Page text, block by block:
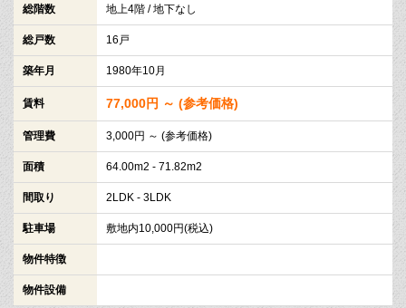
総階数 地上4階 / 地下なし
総戸数 16戸
築年月 1980年10月
賃料 77,000円 ～ (参考価格)
管理費 3,000円 ～ (参考価格)
面積 64.00m2 - 71.82m2
間取り 2LDK - 3LDK
駐車場 敷地内10,000円(税込)
物件特徴
物件設備